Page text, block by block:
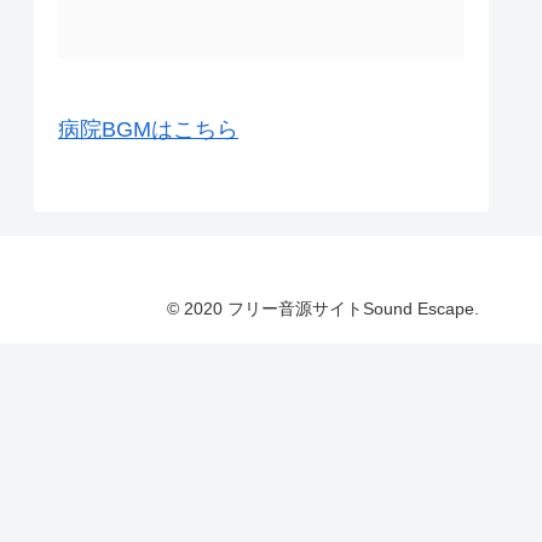
病院BGMはこちら
© 2020 フリー音源サイトSound Escape.